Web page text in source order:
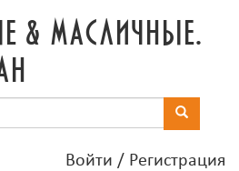
& масличные.
Войти / Регистрация